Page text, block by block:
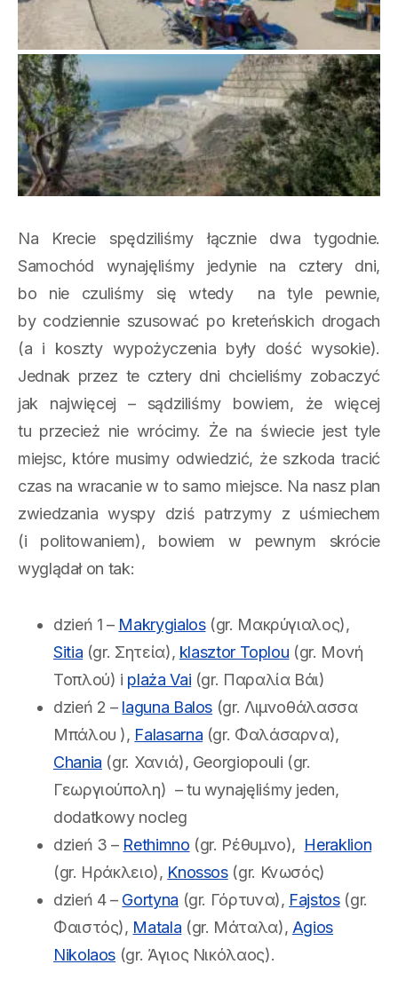
Na Krecie spędziliśmy łącznie dwa tygodnie.
Samochód wynajęliśmy jedynie na cztery dni,
bo nie czuliśmy się wtedy na tyle pewnie,
by codziennie szusować po kreteńskich drogach
(a i koszty wypożyczenia były dość wysokie).
Jednak przez te cztery dni chcieliśmy zobaczyć
jak najwięcej – sądziliśmy bowiem, że więcej
tu przecież nie wrócimy. Że na świecie jest tyle
miejsc, które musimy odwiedzić, że szkoda tracić
czas na wracanie w to samo miejsce. Na nasz plan
zwiedzania wyspy dziś patrzymy z uśmiechem
(i politowaniem), bowiem w pewnym skrócie
wyglądał on tak:
dzień 1 – Makrygialos(gr. Μακρύγιαλος),
Sitia (gr. Σητεία), klasztor Toplou (gr. Μονή
Τοπλού) i plaża Vai (gr. Παραλία Βάι)
dzień 2 – laguna Balos (gr. Λιμνοθάλασσα
Μπάλου ), Falasarna (gr. Φαλάσαρνα),
Chania (gr. Χανιά), Georgiopouli (gr.
Γεωργιούπολη) – tu wynajęliśmy jeden,
dodatkowy nocleg
dzień 3 – Rethimno (gr. Ρέθυμνο), Heraklion
(gr. Ηράκλειο), Knossos(gr. Κνωσός)
dzień 4 – Gortyna (gr. Γόρτυνα), Fajstos(gr.
Φαιστός), Matala (gr. Μάταλα), Agios
Nikolaos (gr. Άγιος Νικόλαος).